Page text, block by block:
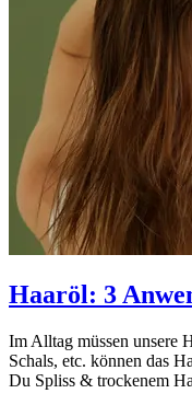
Haaröl: 3
Im Alltag müssen unsere
Schals, etc. können das
Du Spliss & trockenem